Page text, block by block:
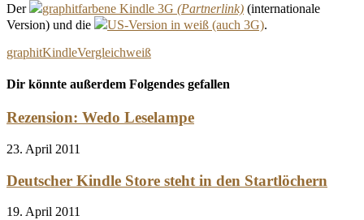
Der graphitfarbene Kindle 3G
(internationale
Version) und die
US-Version in weiß (auch 3G).
graphitKindleVergleichweiß
Dir könnte außerdem Folgendes gefallen
Rezension: Wedo Leselampe
23. April 2011
Deutscher Kindle Store steht in den Startlöchern
19. April 2011